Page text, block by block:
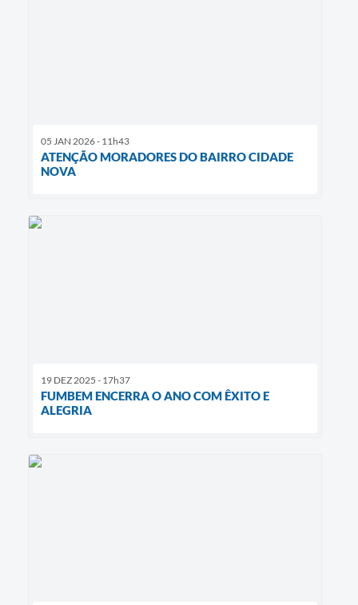
05 JAN 2026 - 11h43
ATENÇÃO MORADORES DO BAIRRO CIDADE
NOVA
19 DEZ 2025 - 17h37
FUMBEM ENCERRA O ANO COM ÊXITO E
ALEGRIA